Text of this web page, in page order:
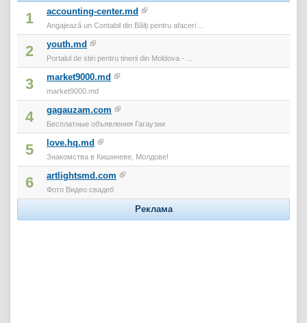
1 accounting-center.md
Angajează un Contabil din Bălți pentru afaceri ...
2 youth.md
Portalul de stiri pentru tinerii din Moldova - ...
3 market9000.md
market9000.md
4 gagauzam.com
Бесплатные объявления Гагаузии
5 love.hq.md
Знакомства в Кишиневе, Молдове!
6 artlightsmd.com
Фото Видео свадеб
Реклама